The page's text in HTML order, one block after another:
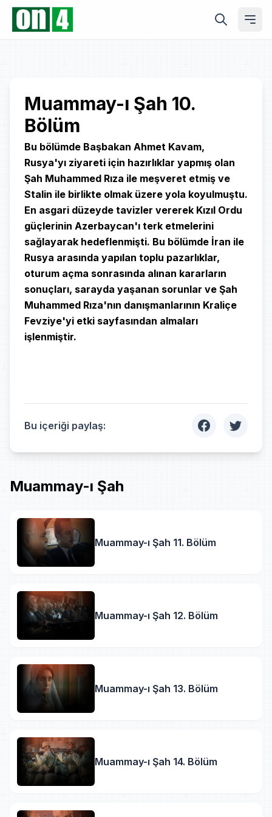
Play
Video
Muammay-ı Şah 10.
Bölüm
Bu bölümde Başbakan Ahmet Kavam,
Rusya'yı ziyareti için hazırlıklar yapmış olan
Şah Muhammed Rıza ile meşveret etmiş ve
Stalin ile birlikte olmak üzere yola koyulmuştu.
En asgari düzeyde tavizler vererek Kızıl Ordu
güçlerinin Azerbaycan'ı terk etmelerini
sağlayarak hedeflenmişti. Bu bölümde İran ile
Rusya arasında yapılan toplu pazarlıklar,
oturum açma sonrasında alınan kararların
sonuçları, sarayda yaşanan sorunlar ve Şah
Muhammed Rıza'nın danışmanlarının Kraliçe
Fevziye'yi etki sayfasından almaları
işlenmiştir.
Bu içeriği paylaş:
Muammay-ı Şah
Muammay-ı Şah 11. Bölüm
Muammay-ı Şah 12. Bölüm
Muammay-ı Şah 13. Bölüm
Muammay-ı Şah 14. Bölüm